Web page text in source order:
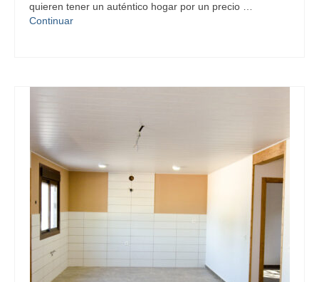
quieren tener un auténtico hogar por un precio …
Continuar